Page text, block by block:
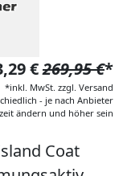
€269,95 €*
*inkl. MwSt. zzgl. Versand
- je nach Anbieter
ändern und höher sein
Coat